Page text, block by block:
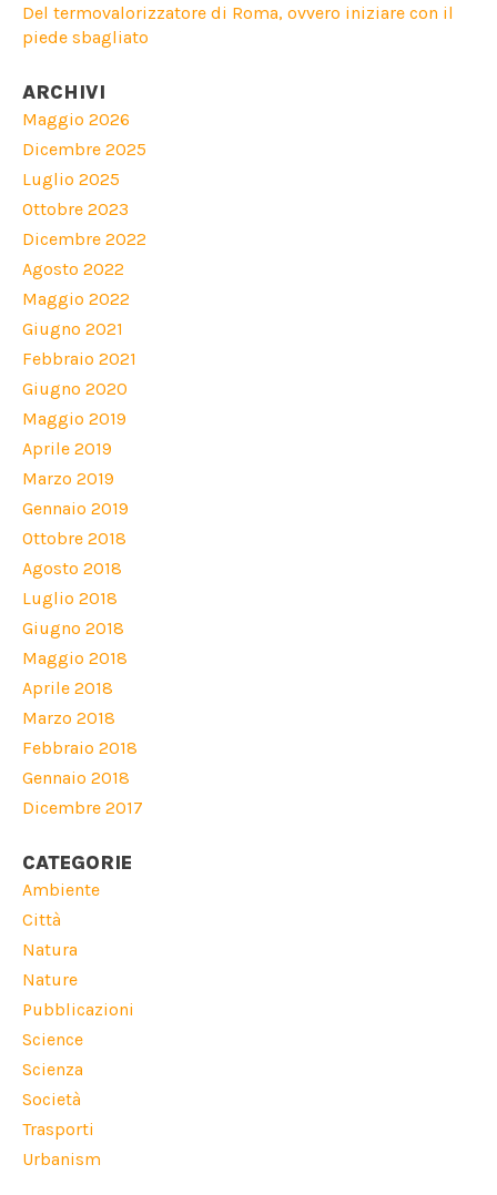
Del termovalorizzatore di Roma, ovvero iniziare con il
piede sbagliato
ARCHIVI
Maggio 2026
Dicembre 2025
Luglio 2025
Ottobre 2023
Dicembre 2022
Agosto 2022
Maggio 2022
Giugno 2021
Febbraio 2021
Giugno 2020
Maggio 2019
Aprile 2019
Marzo 2019
Gennaio 2019
Ottobre 2018
Agosto 2018
Luglio 2018
Giugno 2018
Maggio 2018
Aprile 2018
Marzo 2018
Febbraio 2018
Gennaio 2018
Dicembre 2017
CATEGORIE
Ambiente
Città
Natura
Nature
Pubblicazioni
Science
Scienza
Società
Trasporti
Urbanism